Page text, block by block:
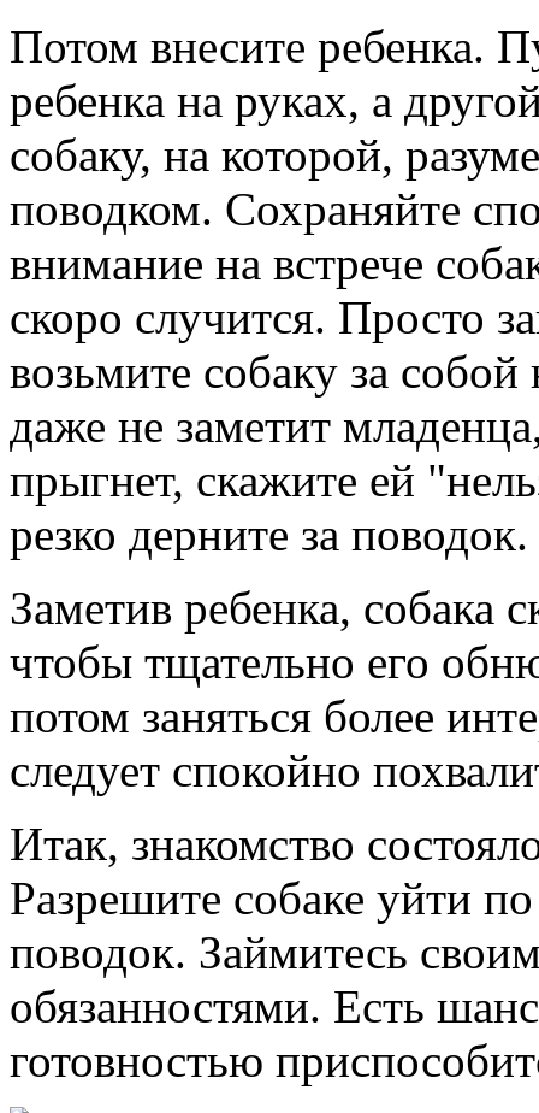
Потом внесите ребенка.
ребенка на руках, а
собаку, на которой,
поводком. Сохраняйте
внимание на встрече
скоро случится. Просто
возьмите собаку за
даже не заметит
прыгнет, скажите ей
резко дерните за поводок.
Заметив ребенка, собака
чтобы тщательно его
потом заняться более
следует спокойно
Итак, знакомство
Разрешите собаке уйти
поводок. Займитесь
обязанностями. Есть
готовностью